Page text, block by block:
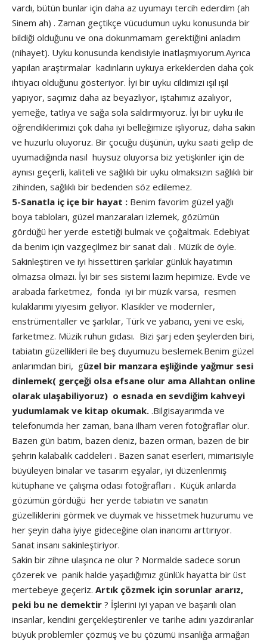
vardı, bütün bunlar için daha az uyumayı tercih ederdim (ah
Sinem ah) . Zaman geçtikçe vücudumun uyku konusunda bir
bildiği olduğunu ve ona dokunmamam gerektiğini anladım
(nihayet). Uyku konusunda kendisiyle inatlaşmıyorum.Ayrıca
yapılan araştırmalar kadınların uykuya erkeklerden daha çok
ihtiyacı olduğunu gösteriyor. İyi bir uyku cildimizi ışıl ışıl
yapıyor, saçımız daha az beyazlıyor, iştahımız azalıyor,
yemeğe, tatlıya ve sağa sola saldırmıyoruz. İyi bir uyku ile
öğrendiklerimizi çok daha iyi belleğimize işliyoruz, daha sakin
ve huzurlu oluyoruz. Bir çocuğu düşünün, uyku saati gelip de
uyumadığında nasıl huysuz oluyorsa biz yetişkinler için de
aynısı geçerli, kaliteli ve sağlıklı bir uyku olmaksızın sağlıklı bir
zihinden, sağlıklı bir bedenden söz edilemez.
5-Sanatla iç içe bir hayat : Benim favorim güzel yağlı
boya tabloları, güzel manzaraları izlemek, gözümün
gördüğü her yerde estetiği bulmak ve çoğaltmak. Edebiyat
da benim için vazgeçilmez bir sanat dalı . Müzik de öyle.
Sakinleştiren ve iyi hissettiren şarkılar günlük hayatımın
olmazsa olmazı. İyi bir ses sistemi lazım hepimize. Evde ve
arabada farketmez, fonda iyi bir müzik varsa, resmen
kulaklarımı yiyesim geliyor. Klasikler ve modernler,
enstrümentaller ve şarkılar, Türk ve yabancı, yeni ve eski,
farketmez. Müzik ruhun gıdası. Bizi şarj eden şeylerden biri,
tabiatın güzellikleri ile beş duyumuzu beslemek.Benim güzel
anlarımdan biri, güzel bir manzara eşliğinde yağmur sesi
dinlemek( gerçeği olsa efsane olur ama Allahtan online
olarak ulaşabiliyoruz) o esnada en sevdiğim kahveyi
yudumlamak ve kitap okumak. .Bilgisayarımda ve
telefonumda her zaman, bana ilham veren fotoğraflar olur.
Bazen gün batım, bazen deniz, bazen orman, bazen de bir
şehrin kalabalık caddeleri . Bazen sanat eserleri, mimarisiyle
büyüleyen binalar ve tasarım eşyalar, iyi düzenlenmiş
kütüphane ve çalışma odası fotoğrafları . Küçük anlarda
gözümün gördüğü her yerde tabiatın ve sanatın
güzelliklerini görmek ve duymak ve hissetmek huzurumu ve
her şeyin daha iyiye gideceğine olan inancımı arttırıyor.
Sanat insanı sakinleştiriyor.
Sakin bir zihne ulaşınca ne olur ? Normalde sadece sorun
çözerek ve panik halde yaşadığımız günlük hayatta bir üst
mertebeye geçeriz. Artık çözmek için sorunlar ararız,
peki bu ne demektir ? İşlerini iyi yapan ve başarılı olan
insanlar, kendini gerçekleştirenler ve tarihe adını yazdıranlar
büyük problemler çözmüş ve bu çözümü insanlığa armağan